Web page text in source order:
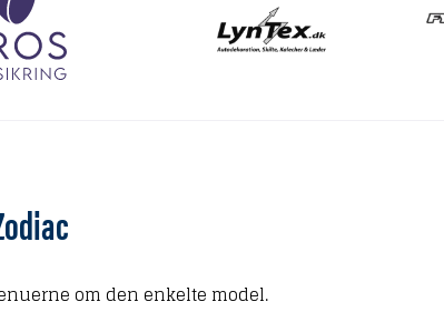
om den enkelte model.